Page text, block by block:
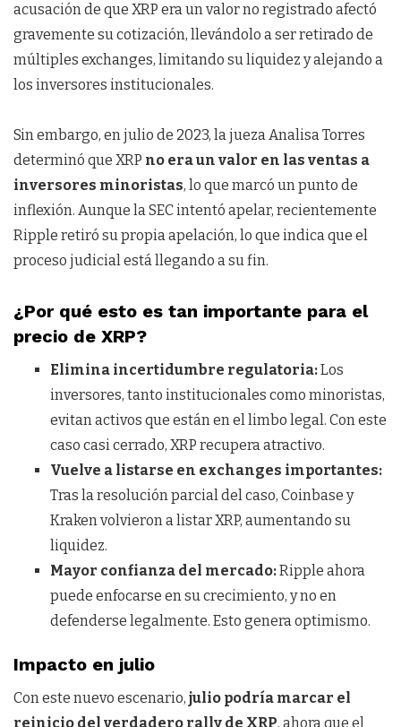
acusación de que XRP era un valor no registrado afectó
gravemente su cotización, llevándolo a ser retirado de
múltiples exchanges, limitando su liquidez y alejando a
los inversores institucionales.
Sin embargo, en julio de 2023, la jueza Analisa Torres
determinó que XRP no era un valor en las ventas a
inversores minoristas, lo que marcó un punto de
inflexión. Aunque la SEC intentó apelar, recientemente
Ripple retiró su propia apelación, lo que indica que el
proceso judicial está llegando a su fin.
¿Por qué esto es tan importante para el
precio de XRP?
Elimina incertidumbre regulatoria:Los
inversores, tanto institucionales como minoristas,
evitan activos que están en el limbo legal. Con este
caso casi cerrado, XRP recupera atractivo.
Vuelve a listarse en exchanges importantes:
Tras la resolución parcial del caso, Coinbase y
Kraken volvieron a listar XRP, aumentando su
liquidez.
Mayor confianza del mercado:Ripple ahora
puede enfocarse en su crecimiento, y no en
defenderse legalmente. Esto genera optimismo.
Impacto en julio
Con este nuevo escenario, julio podría marcar el
reinicio del verdadero rally de XRP, ahora que el